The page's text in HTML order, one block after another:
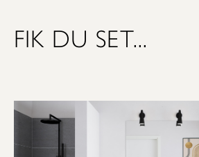
FIK DU SET...